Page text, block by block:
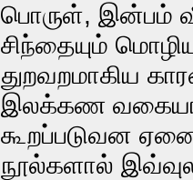
பொருள்‌, இன்பம்‌
சிந்தையும்‌
துறவறமாகிய
இலக்கண
கூறப்படுவன ஏனை
நூல்களால்‌